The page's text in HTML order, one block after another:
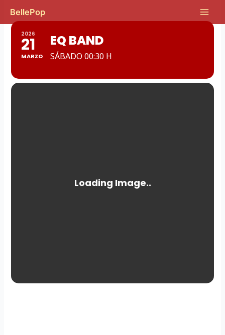
contenido
BellePop
Main
2026
21
MARZO
EQ BAND
SÁBADO 00:30 H